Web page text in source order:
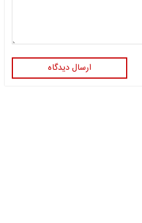
ارسال دیدگاه